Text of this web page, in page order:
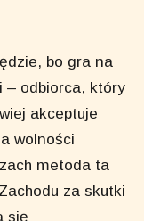
bo gra na
– odbiorca, który
akceptuje
wolności
metoda ta
za skutki
się